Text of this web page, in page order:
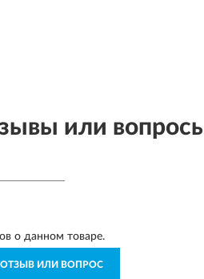
или
о данном товаре.
ОТЗЫВ ИЛИ ВОПРОС